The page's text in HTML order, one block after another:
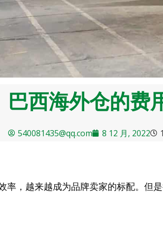
巴西海外仓的费
540081435@qq.com 8 12 月, 2022
率，越来越成为品牌卖家的标配。但